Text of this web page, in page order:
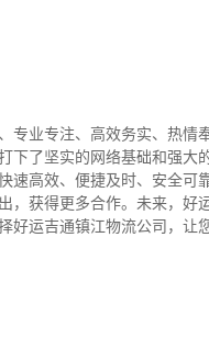
专业专注、高效务实、热情
下了坚实的网络基础和强大
速高效、便捷及时、安全可
，获得更多合作。 未来，好
好运吉通镇江物流公司，让